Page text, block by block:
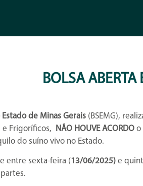
BOLSA ABERTA
Estado de Minas Gerais (BSEMG),
e Frigoríficos,
NÃO HOUVEACORDO o
do suíno vivo no Estado.
entre sexta-feira (13/06/2025) e